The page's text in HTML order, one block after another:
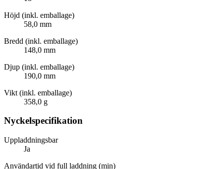
Höjd (inkl. emballage)
58,0 mm
Bredd (inkl. emballage)
148,0 mm
Djup (inkl. emballage)
190,0 mm
Vikt (inkl. emballage)
358,0 g
Nyckelspecifikation
Uppladdningsbar
Ja
Användartid vid full laddning (min)